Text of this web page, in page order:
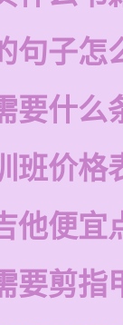
句子怎
要什么
班价格
他便宜
要剪指